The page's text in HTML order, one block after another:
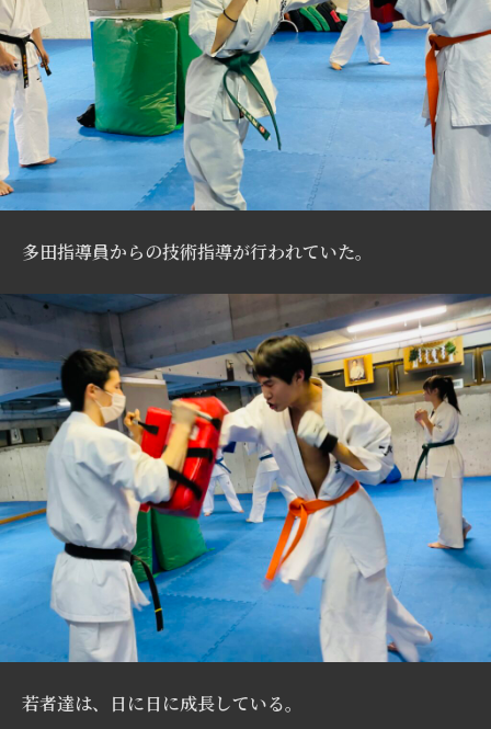
多田指導員からの技術指導が行われていた。
若者達は、日に日に成長している。